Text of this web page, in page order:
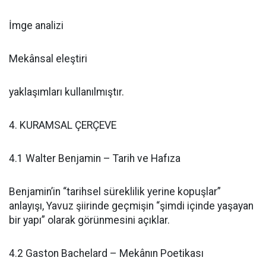
İmge analizi
Mekânsal eleştiri
yaklaşımları kullanılmıştır.
4. KURAMSAL ÇERÇEVE
4.1 Walter Benjamin – Tarih ve Hafıza
Benjamin’in “tarihsel süreklilik yerine kopuşlar”
anlayışı, Yavuz şiirinde geçmişin “şimdi içinde yaşayan
bir yapı” olarak görünmesini açıklar.
4.2 Gaston Bachelard – Mekânın Poetikası